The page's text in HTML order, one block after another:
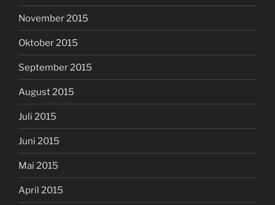
November 2015
Oktober 2015
September 2015
August 2015
Juli 2015
Juni 2015
Mai 2015
April 2015